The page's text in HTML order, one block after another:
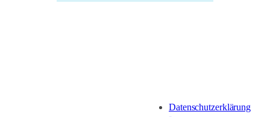
Datenschutzerklärung